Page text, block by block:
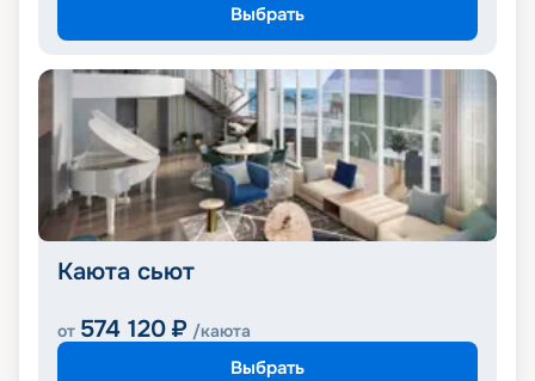
Выбрать
Каюта сьют
от 574 120 ₽ /каюта
Выбрать